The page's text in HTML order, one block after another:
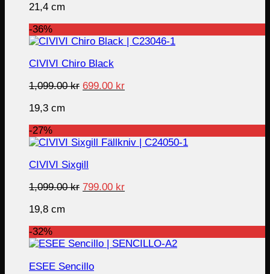
21,4 cm
-36%
CIVIVI Chiro Black
1,099.00kr Original
699.00 krCurrent
19,3 cm
-27%
CIVIVI Sixgill
1,099.00kr Original
799.00 krCurrent
19,8 cm
-32%
ESEE Sencillo